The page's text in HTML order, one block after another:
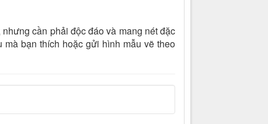
cần phải độc đáo và mang nét đặc
bạn thích hoặc gửi hình mẫu vẽ theo